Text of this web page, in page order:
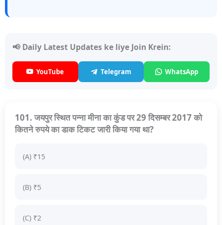
📢 Daily Latest Updates ke liye Join Krein:
YouTube Telegram WhatsApp
101. जयपुर स्थित पन्ना मीना का कुंड पर 29 दिसम्बर 2017 को
कितने रुपये का डाक टिकट जारी किया गया था?
(A) ₹15
(B) ₹5
(C) ₹2